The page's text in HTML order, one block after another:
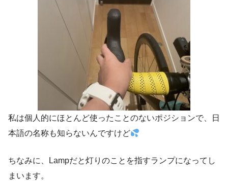
私は個人的にほとんど使ったことのないポジションで、日
本語の名称も知らないんですけど
ちなみに、Lampだと灯りのことを指すランプになってし
まいます。